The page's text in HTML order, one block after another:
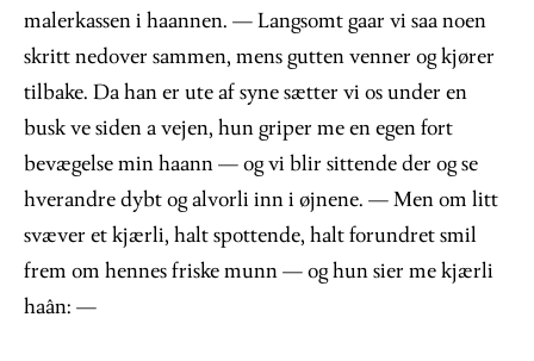
malerkassen i haannen. — Langsomt gaar vi saa noen
skritt nedover sammen, mens gutten venner og kjører
tilbake. Da han er ute af syne sætter vi os under en
busk ve siden a vejen, hun griper me en egen fort
bevægelse min haann — og vi blir sittende der og se
hverandre dybt og alvorli inn i øjnene. — Men om litt
svæver et kjærli, halt spottende, halt forundret smil
frem om hennes friske munn — og hun sier me kjærli
haân: —